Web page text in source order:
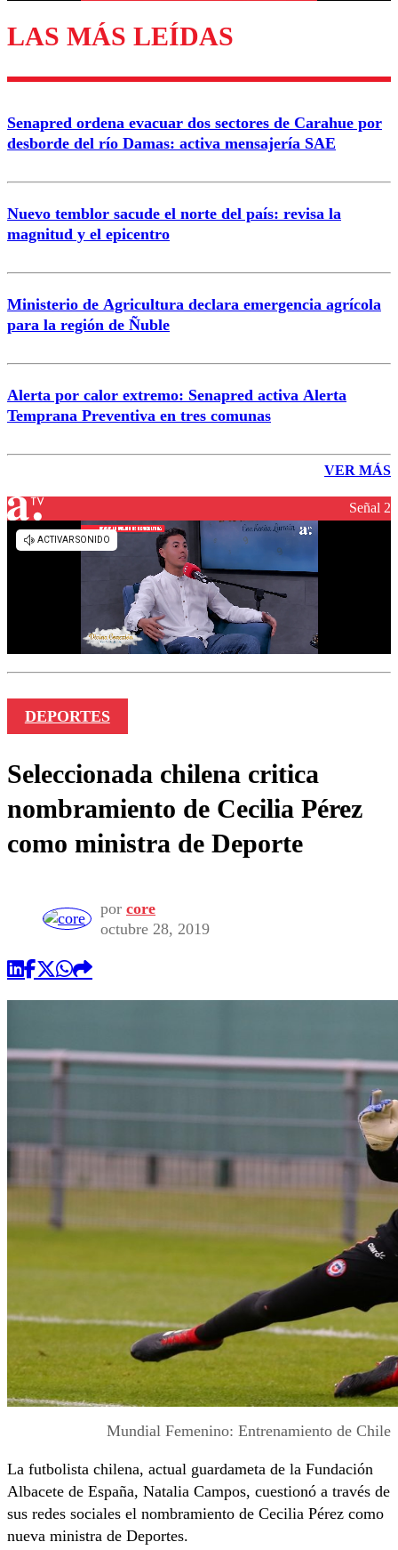
Enviar comentario
LAS MÁS LEÍDAS
Senapred ordena evacuar dos sectores de Carahue por
desborde del río Damas: activa mensajería SAE
Nuevo temblor sacude el norte del país: revisa la
magnitud y el epicentro
Ministerio de Agricultura declara emergencia agrícola
para la región de Ñuble
Alerta por calor extremo: Senapred activa Alerta
Temprana Preventiva en tres comunas
VER MÁS
Señal 2
DEPORTES
Seleccionada chilena critica
nombramiento de Cecilia Pérez
como ministra de Deporte
por core
octubre 28, 2019
Mundial Femenino: Entrenamiento de Chile
La futbolista chilena, actual guardameta de la Fundación
Albacete de España, Natalia Campos, cuestionó a través de
sus redes sociales el nombramiento de Cecilia Pérez como
nueva ministra de Deportes.